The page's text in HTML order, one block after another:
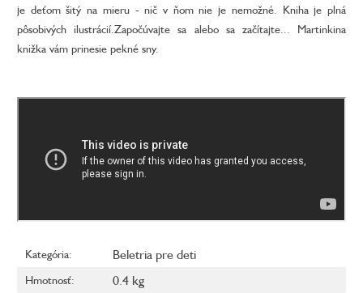
je deťom šitý na mieru - nič v ňom nie je nemožné. Kniha je plná
pôsobivých ilustrácií.Započúvajte sa alebo sa začítajte... Martinkina
knižka vám prinesie pekné sny.
Kategória: Beletria pre deti
Hmotnosť: 0.4 kg